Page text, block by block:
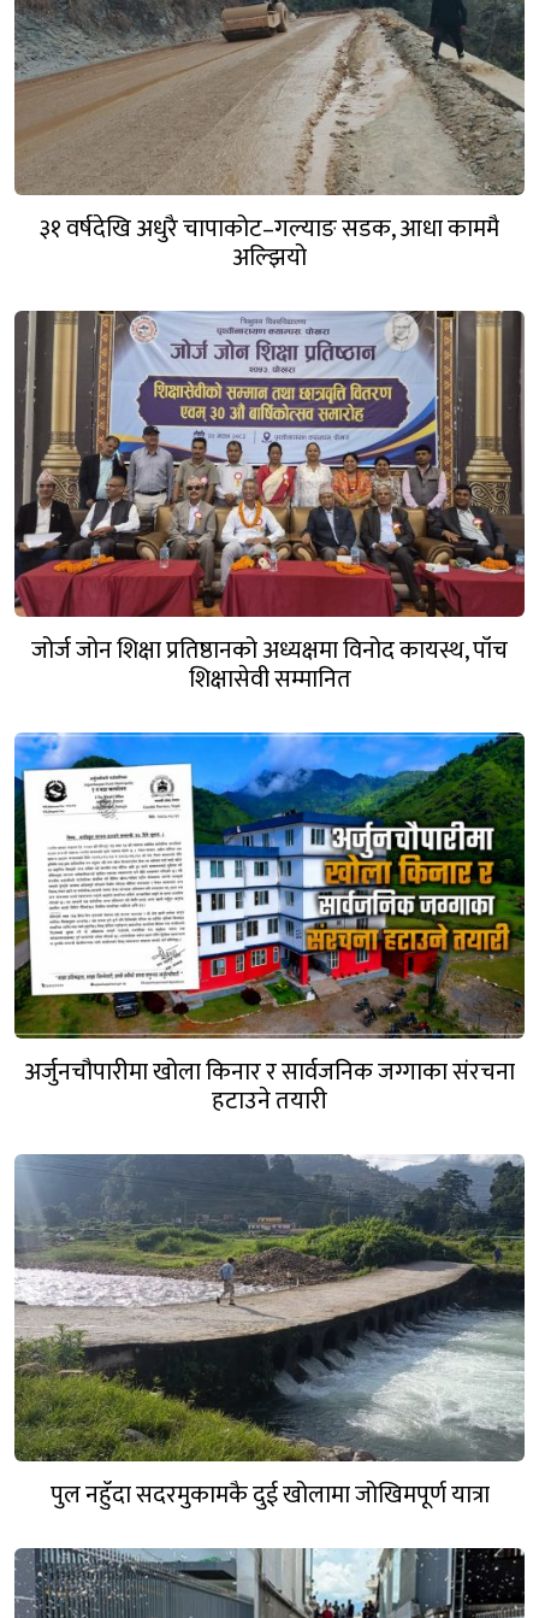
३१ वर्षदेखि अधुरै चापाकोट–गल्याङ सडक, आधा काममै
अल्झियो
जोर्ज जोन शिक्षा प्रतिष्ठानको अध्यक्षमा विनोद कायस्थ, पाँच
शिक्षासेवी सम्मानित
अर्जुनचौपारीमा खोला किनार र सार्वजनिक जग्गाका संरचना
हटाउने तयारी
पुल नहुँदा सदरमुकामकै दुई खोलामा जोखिमपूर्ण यात्रा